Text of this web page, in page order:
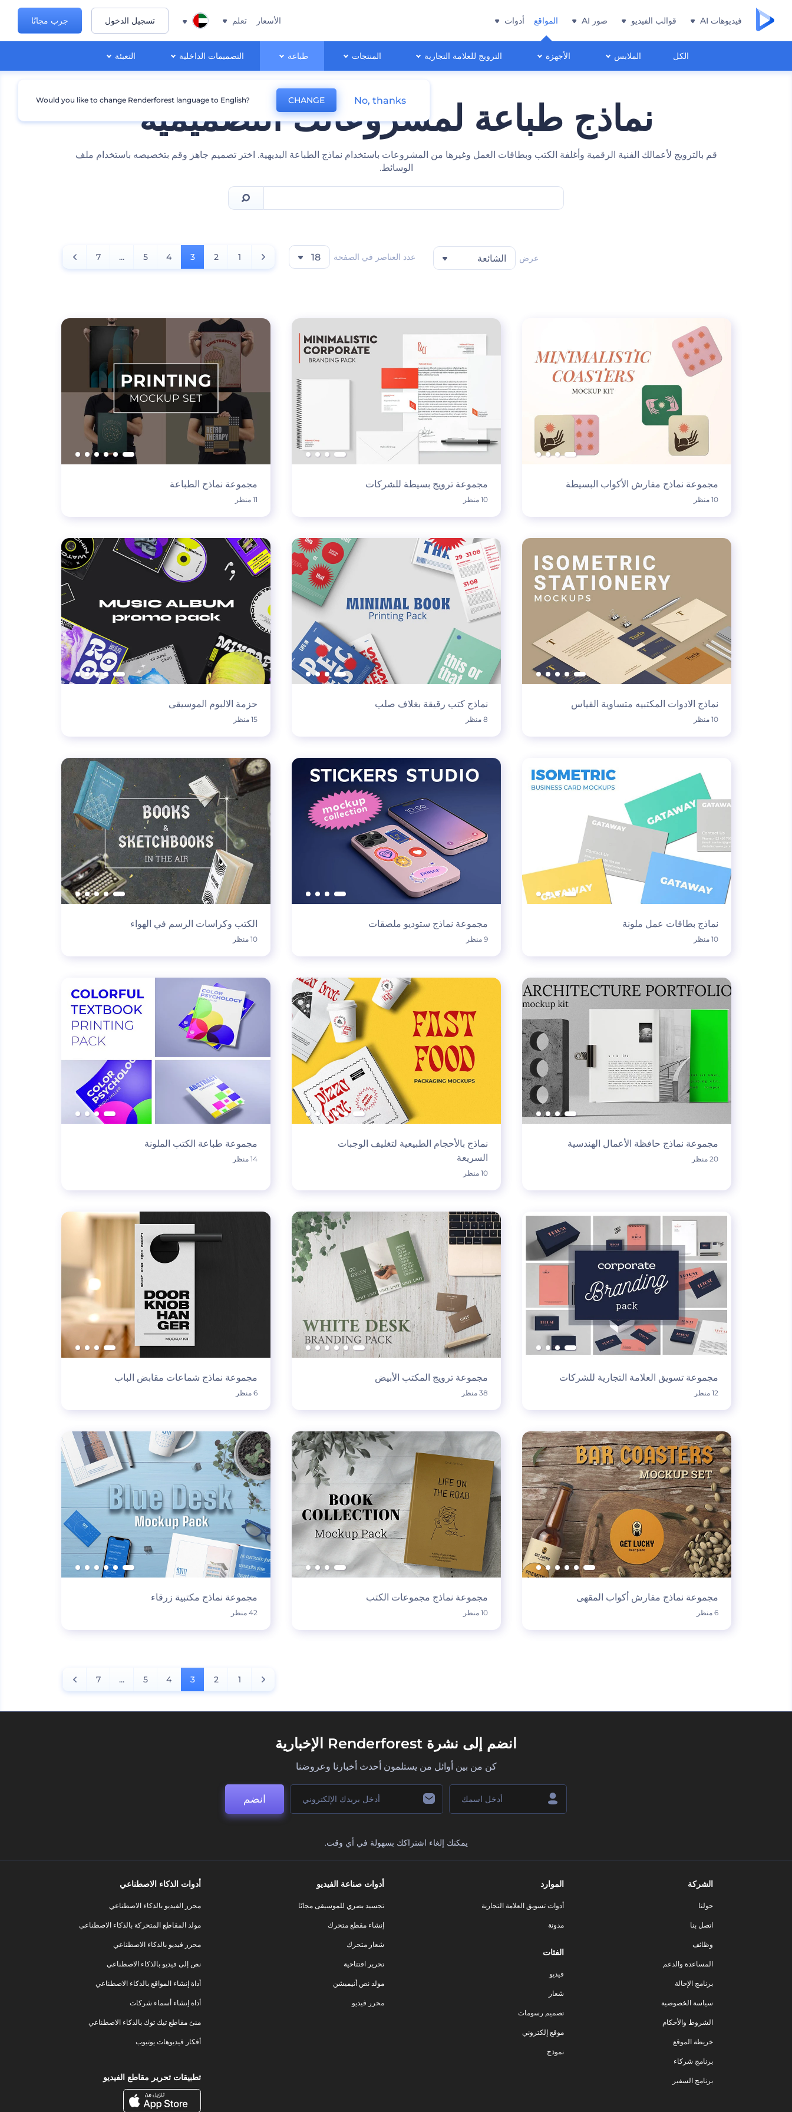
فيديوهات AI قوالب الفيديو صور AI المواقع
الكل الملابس الأجهزة الترويج للعلامة التجارية المنتجات طباعة التصميمات الداخلية التعبئة
أدوات الأسعار تعلم تسجيل الدخول جرب مجانًا
نماذج طباعة لمشروعاتك التصميمية
قم بالترويج لأعمالك الفنية الرقمية وأغلفة الكتب وبطاقات العمل وغيرها من المشروعات باستخدام نماذج الطباعة البديهية. اختر تصميم جاهز وقم بتخصيصه باستخدام ملف
الوسائط.
عرض الشائعة عدد العناصر في الصفحة 18
1
2
3
4
5
...
7
مجموعة نماذج مفارش الأكواب البسيطة
10 منظر
مجموعة ترويج بسيطة للشركات
10 منظر
مجموعة نماذج الطباعة
11 منظر
نماذج الادوات المكتبيه متساوية القياس
10 منظر
نماذج كتب رقيقة بغلاف صلب
8 منظر
حزمة الالبوم الموسيقى
15 منظر
نماذج بطاقات عمل ملونة
10 منظر
مجموعة نماذج ستوديو ملصقات
9 منظر
الكتب وكراسات الرسم في الهواء
10 منظر
مجموعة نماذج حافظة الأعمال الهندسية
20 منظر
نماذج بالأحجام الطبيعية لتغليف الوجبات
السريعة
10 منظر
مجموعة طباعة الكتب الملونة
14 منظر
مجموعة تسويق العلامة التجارية للشركات
12 منظر
مجموعة ترويج المكتب الأبيض
38 منظر
مجموعة نماذج شماعات مقابض الباب
6 منظر
مجموعة نماذج مفارش أكواب المقهى
6 منظر
مجموعة نماذج مجموعات الكتب
10 منظر
مجموعة نماذج مكتبية زرقاء
42 منظر
1
2
3
4
5
...
7
انضم إلى نشرة Renderforest الإخبارية
كن من بين أوائل من يستلمون أحدث أخبارنا وعروضنا
انضم
يمكنك إلغاء اشتراكك بسهولة في أي وقت.
الشركة
حولنا
اتصل بنا
وظائف
المساعدة والدعم
برنامج الإحالة
سياسة الخصوصية
الشروط والأحكام
خريطة الموقع
برنامج شركاء
برنامج السفير
الموارد
أدوات تسويق العلامة التجارية
مدونة
الفئات
فيديو
شعار
تصميم رسومات
موقع إلكتروني
نموذج
أدوات صناعة الفيديو
تجسيد بصري للموسيقى مجانًا
إنشاء مقطع متحرك
شعار متحرك
تحرير افتتاحية
مولد نص أنيميشن
محرر فيديو
أدوات الذكاء الاصطناعي
محرر الفيديو بالذكاء الاصطناعي
مولد المقاطع المتحركة بالذكاء الاصطناعي
محرر فيديو بالذكاء الاصطناعي
نص إلى فيديو بالذكاء الاصطناعي
أداة إنشاء المواقع بالذكاء الاصطناعي
أداة إنشاء أسماء شركات
منئ مقاطع تيك توك بالذكاء الاصطناعي
أفكار فيديوهات يوتيوب
تطبيقات تحرير مقاطع الفيديو
Would you like to change Renderforest language to English? CHANGE No, thanks